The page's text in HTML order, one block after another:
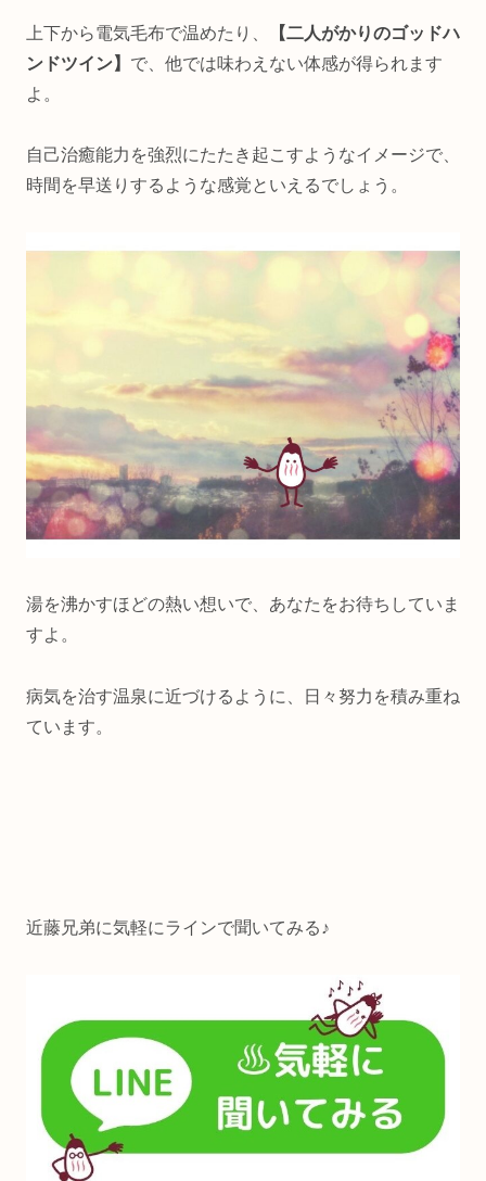
上下から電気毛布で温めたり、
【二人がかりのゴッドハ
ンドツイン】 で、他では味わえない体感が得られます
よ。
自己治癒能力を強烈にたたき起こすようなイメージで、
時間を早送りするような感覚といえるでしょう。
湯を沸かすほどの熱い想いで、あなたをお待ちしていま
すよ。
病気を治す温泉に近づけるように、日々努力を積み重ね
ています。
近藤兄弟に気軽にラインで聞いてみる♪